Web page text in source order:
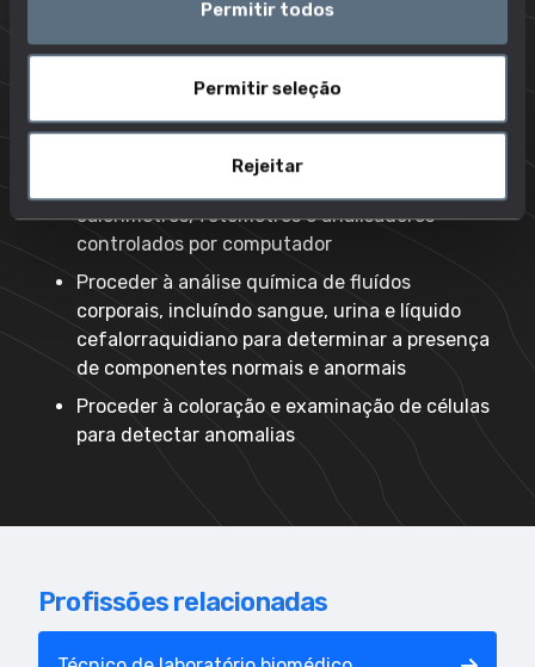
Permitir todos
Permitir seleção
Rejeitar
Inserir dados provenientes da análise de
bases de dados e reportar os resultados ao
corpo médico e outros profissionais de saúde
Manusear, calibrar e manter equipamentos
utilizados em análises quantitativas e
calorímetros, fotómetros e analisadores
controlados por computador
Proceder à análise química de fluídos
corporais, incluíndo sangue, urina e líquido
cefalorraquidiano para determinar a presença
de componentes normais e anormais
Proceder à coloração e examinação de células
para detectar anomalias
Profissões relacionadas